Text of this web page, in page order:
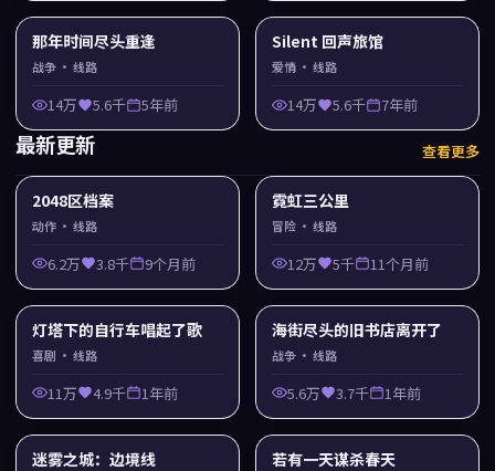
那年时间尽头重逢
战争 · 线路
14万 5.6千 5年前
Silent 回声旅馆
爱情 · 线路
14万 5.6千 7年前
最新更新 查看更多
2048区档案
动作 · 线路
6.2万 3.8千 9个月前
霓虹三公里
冒险 · 线路
12万 5千 11个月前
灯塔下的自行车唱起了歌
喜剧 · 线路
11万 4.9千 1年前
海街尽头的旧书店离开了
战争 · 线路
5.6万 3.7千 1年前
迷雾之城：边境线 若有一天谋杀春天